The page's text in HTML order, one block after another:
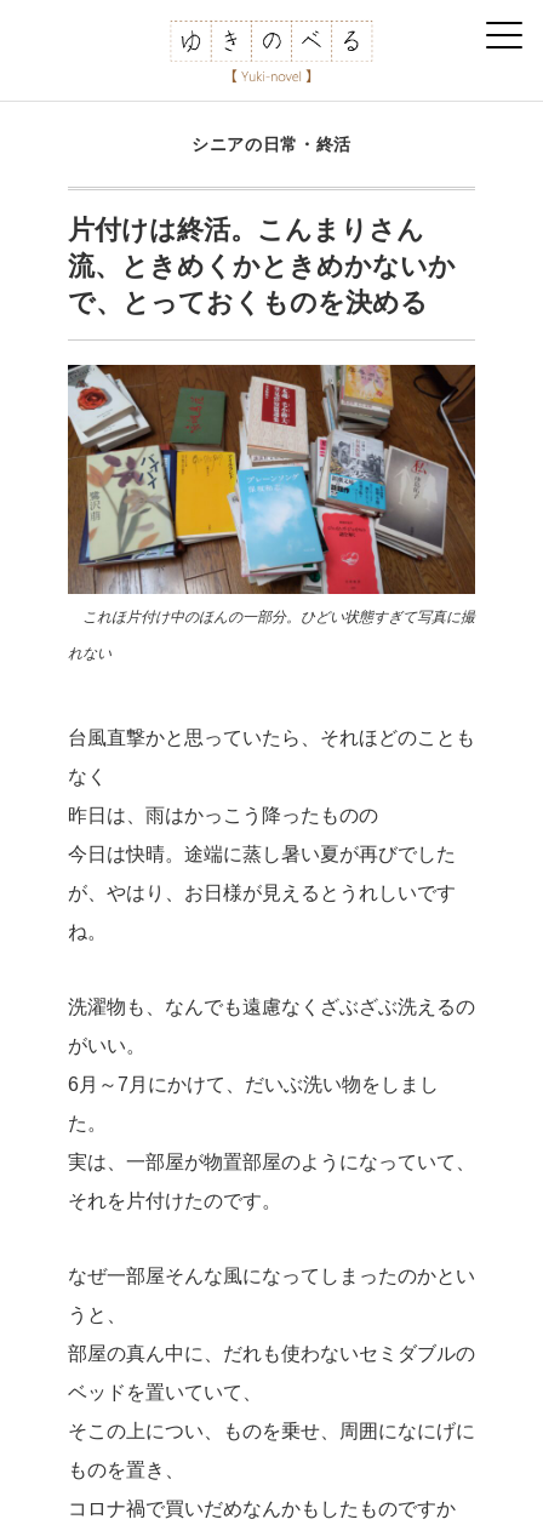
シニアの日常・終活
片付けは終活。こんまりさん
流、ときめくかときめかないか
で、とっておくものを決める
これほ片付け中のほんの一部分。ひどい状態すぎて写真に撮
れない
台風直撃かと思っていたら、それほどのことも
なく
昨日は、雨はかっこう降ったものの
今日は快晴。途端に蒸し暑い夏が再びでした
が、やはり、お日様が見えるとうれしいです
ね。
洗濯物も、なんでも遠慮なくざぶざぶ洗えるの
がいい。
6月～7月にかけて、だいぶ洗い物をしまし
た。
実は、一部屋が物置部屋のようになっていて、
それを片付けたのです。
なぜ一部屋そんな風になってしまったのかとい
うと、
部屋の真ん中に、だれも使わないセミダブルの
ベッドを置いていて、
そこの上につい、ものを乗せ、周囲になにげに
ものを置き、
コロナ禍で買いだめなんかもしたものですか